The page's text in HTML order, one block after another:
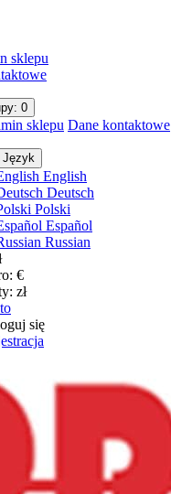
sklepu
: 0
sklepu Dane kontaktowe
Język
English
Deutsch
Polski
Español
Russian
€
zł
się